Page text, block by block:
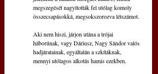
megszegését nagyították fel utólag komoly
összecsapásokká, megsokszorozva létszámot.
Aki nem hiszi, járjon utána a trójai
háborúnak, vagy Dáriusz, Nagy Sándor valós
hadjáratainak, egyáltalán a szkítáknak,
mennyi utólagos alkotás hamis ezekben.